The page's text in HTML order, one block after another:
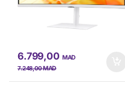
6.799,00 MAD
7.248,00MAD